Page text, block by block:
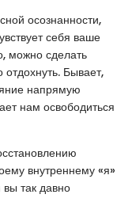
осознанности,
себя ваше
можно сделать
Бывает,
напрямую
нам освободиться
внутреннему «я»
вы так давно